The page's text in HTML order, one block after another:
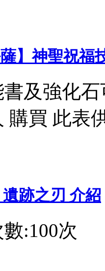
】神聖祝福
及強化
購買 此表
遺跡之刃 介紹
:100次